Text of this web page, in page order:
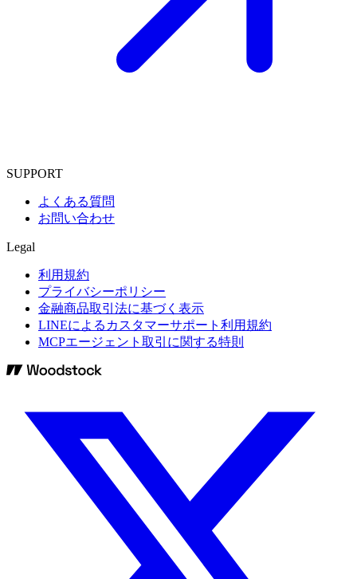
SUPPORT
よくある質問
お問い合わせ
Legal
利用規約
プライバシーポリシー
金融商品取引法に基づく表示
LINEによるカスタマーサポート利用規約
MCPエージェント取引に関する特則